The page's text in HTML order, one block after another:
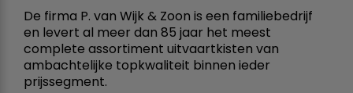
De firma P. van Wijk & Zoon is een familiebedrijf
en levert al meer dan 85 jaar het meest
complete assortiment uitvaartkisten van
ambachtelijke topkwaliteit binnen ieder
prijssegment.